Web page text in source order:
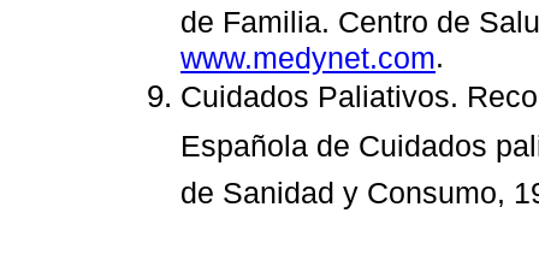
de Familia. Centro de
www.medynet.com.
Cuidados Paliativos.
Española de Cuidados
de Sanidad y Consumo,